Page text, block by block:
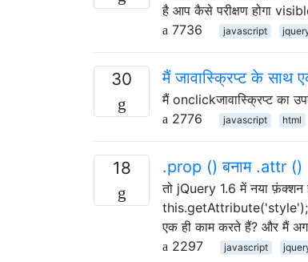
है आप कैसे परीक्षण होगा
7736
javascript
30 मैं जावास्क्रिप्ट के साथ
मैं onclickजावास्क्रिप्ट का
2776
javascript html
18 .prop () बनाम .attr ()
तो jQuery 1.6 में नया
एक ही काम करते हैं? और मैं
2297
javascript